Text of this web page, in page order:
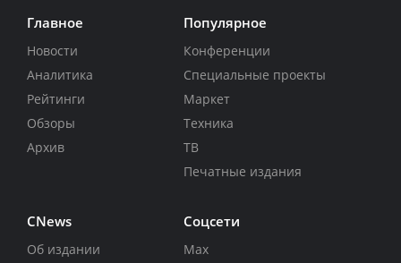
Главное
Новости
Аналитика
Рейтинги
Обзоры
Архив
Популярное
Конференции
Специальные проекты
Маркет
Техника
ТВ
Печатные издания
CNews
Об издании
Соцсети
Max